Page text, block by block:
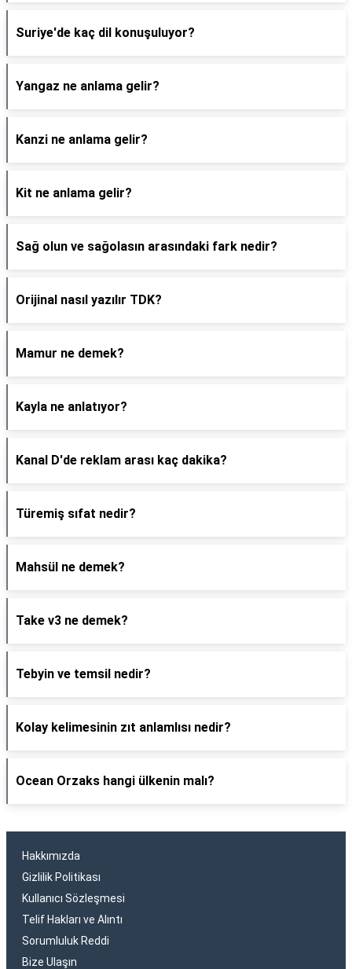
Suriye'de kaç dil konuşuluyor?
Yangaz ne anlama gelir?
Kanzi ne anlama gelir?
Kit ne anlama gelir?
Sağ olun ve sağolasın arasındaki fark nedir?
Orijinal nasıl yazılır TDK?
Mamur ne demek?
Kayla ne anlatıyor?
Kanal D'de reklam arası kaç dakika?
Türemiş sıfat nedir?
Mahsül ne demek?
Take v3 ne demek?
Tebyin ve temsil nedir?
Kolay kelimesinin zıt anlamlısı nedir?
Ocean Orzaks hangi ülkenin malı?
Hakkımızda
Gizlilik Politikası
Kullanıcı Sözleşmesi
Telif Hakları ve Alıntı
Sorumluluk Reddi
Bize Ulaşın